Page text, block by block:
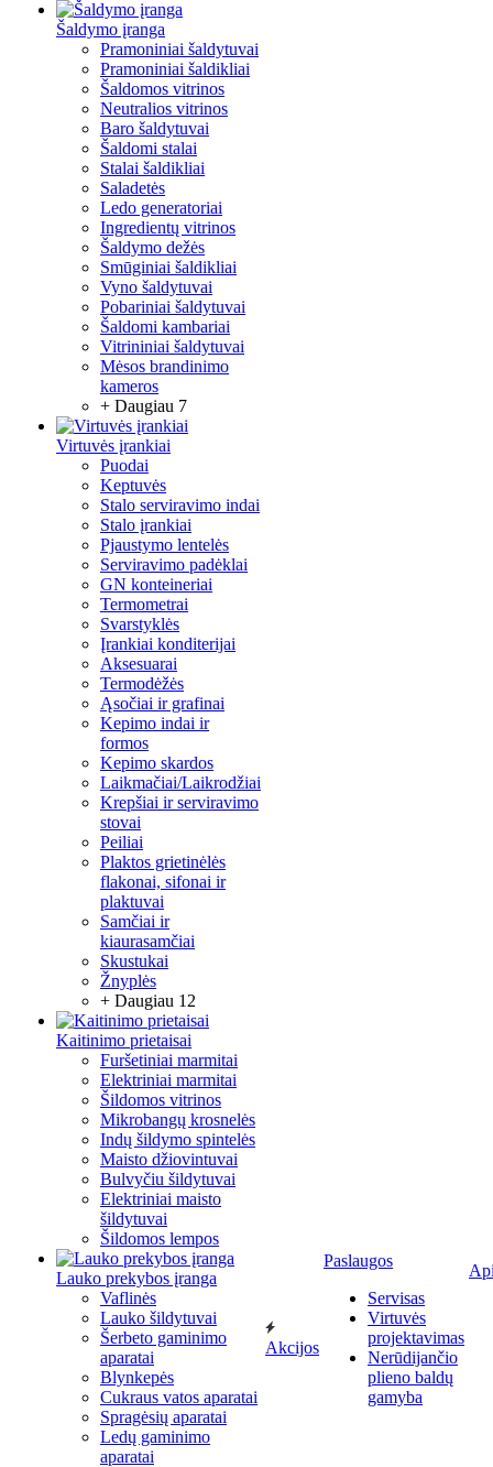
Šaldymo įranga
Pramoniniai šaldytuvai
Pramoniniai šaldikliai
Šaldomos vitrinos
Neutralios vitrinos
Baro šaldytuvai
Šaldomi stalai
Stalai šaldikliai
Saladetės
Ledo generatoriai
Ingredientų vitrinos
Šaldymo dežės
Smūginiai šaldikliai
Vyno šaldytuvai
Pobariniai šaldytuvai
Šaldomi kambariai
Vitrininiai šaldytuvai
Mėsos brandinimo
kameros
+ Daugiau 7
Virtuvės įrankiai
Puodai
Keptuvės
Stalo serviravimo indai
Stalo įrankiai
Pjaustymo lentelės
Serviravimo padėklai
GN konteineriai
Termometrai
Svarstyklės
Įrankiai konditerijai
Aksesuarai
Termodėžės
Ąsočiai ir grafinai
Kepimo indai ir
formos
Kepimo skardos
Laikmačiai/Laikrodžiai
Krepšiai ir serviravimo
stovai
Peiliai
Plaktos grietinėlės
flakonai, sifonai ir
plaktuvai
Samčiai ir
kiaurasamčiai
Skustukai
Žnyplės
+ Daugiau 12
Kaitinimo prietaisai
Furšetiniai marmitai
Elektriniai marmitai
Šildomos vitrinos
Mikrobangų krosnelės
Indų šildymo spintelės
Maisto džiovintuvai
Bulvyčiu šildytuvai
Elektriniai maisto
šildytuvai
Šildomos lempos
Lauko prekybos įranga
Vaflinės
Lauko šildytuvai
Šerbeto gaminimo
aparatai
Blynkepės
Cukraus vatos aparatai
Spragėsių aparatai
Ledų gaminimo
aparatai
Akcijos
Paslaugos
Servisas
Virtuvės
projektavimas
Nerūdijančio
plieno baldų
gamyba